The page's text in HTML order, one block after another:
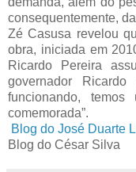
consequentemente,
Zé Casusa revelou
obra, iniciada em
Ricardo Pereira
governador
funcionando,
comemorada”.
Blog do José Duarte
Blog do César Silva